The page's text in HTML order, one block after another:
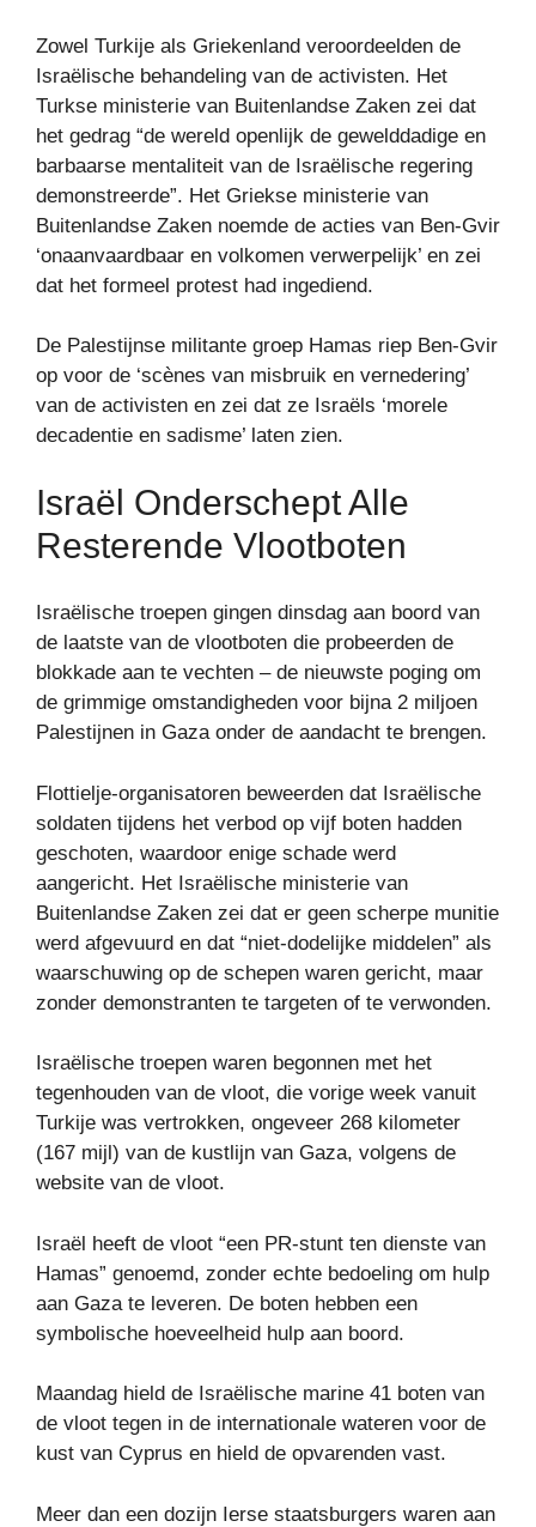
Zowel Turkije als Griekenland veroordeelden de
Israëlische behandeling van de activisten. Het
Turkse ministerie van Buitenlandse Zaken zei dat
het gedrag “de wereld openlijk de gewelddadige en
barbaarse mentaliteit van de Israëlische regering
demonstreerde”. Het Griekse ministerie van
Buitenlandse Zaken noemde de acties van Ben-Gvir
‘onaanvaardbaar en volkomen verwerpelijk’ en zei
dat het formeel protest had ingediend.
De Palestijnse militante groep Hamas riep Ben-Gvir
op voor de ‘scènes van misbruik en vernedering’
van de activisten en zei dat ze Israëls ‘morele
decadentie en sadisme’ laten zien.
Israël Onderschept Alle
Resterende Vlootboten
Israëlische troepen gingen dinsdag aan boord van
de laatste van de vlootboten die probeerden de
blokkade aan te vechten – de nieuwste poging om
de grimmige omstandigheden voor bijna 2 miljoen
Palestijnen in Gaza onder de aandacht te brengen.
Flottielje-organisatoren beweerden dat Israëlische
soldaten tijdens het verbod op vijf boten hadden
geschoten, waardoor enige schade werd
aangericht. Het Israëlische ministerie van
Buitenlandse Zaken zei dat er geen scherpe munitie
werd afgevuurd en dat “niet-dodelijke middelen” als
waarschuwing op de schepen waren gericht, maar
zonder demonstranten te targeten of te verwonden.
Israëlische troepen waren begonnen met het
tegenhouden van de vloot, die vorige week vanuit
Turkije was vertrokken, ongeveer 268 kilometer
(167 mijl) van de kustlijn van Gaza, volgens de
website van de vloot.
Israël heeft de vloot “een PR-stunt ten dienste van
Hamas” genoemd, zonder echte bedoeling om hulp
aan Gaza te leveren. De boten hebben een
symbolische hoeveelheid hulp aan boord.
Maandag hield de Israëlische marine 41 boten van
de vloot tegen in de internationale wateren voor de
kust van Cyprus en hield de opvarenden vast.
Meer dan een dozijn Ierse staatsburgers waren aan